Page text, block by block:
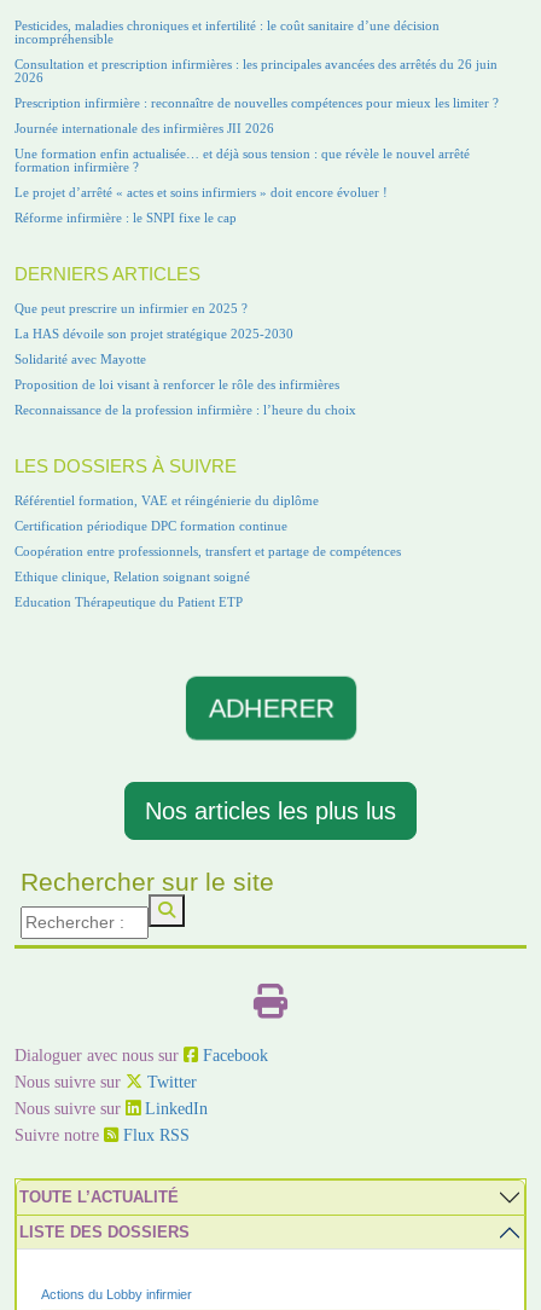
Pesticides, maladies chroniques et infertilité : le coût sanitaire d’une décision
incompréhensible
Consultation et prescription infirmières : les principales avancées des arrêtés du 26 juin
2026
Prescription infirmière : reconnaître de nouvelles compétences pour mieux les limiter ?
Journée internationale des infirmières JII 2026
Une formation enfin actualisée… et déjà sous tension : que révèle le nouvel arrêté
formation infirmière ?
Le projet d’arrêté « actes et soins infirmiers » doit encore évoluer !
Réforme infirmière : le SNPI fixe le cap
DERNIERS ARTICLES
Que peut prescrire un infirmier en 2025 ?
La HAS dévoile son projet stratégique 2025-2030
Solidarité avec Mayotte
Proposition de loi visant à renforcer le rôle des infirmières
Reconnaissance de la profession infirmière : l’heure du choix
LES DOSSIERS À SUIVRE
Référentiel formation, VAE et réingénierie du diplôme
Certification périodique DPC formation continue
Coopération entre professionnels, transfert et partage de compétences
Ethique clinique, Relation soignant soigné
Education Thérapeutique du Patient ETP
ADHERER
Nos articles les plus lus
Rechercher sur le site
Dialoguer avec nous sur
Facebook
Nous suivre sur
Twitter
Nous suivre sur
LinkedIn
Suivre notre
Flux RSS
TOUTE L’ACTUALITÉ
LISTE DES DOSSIERS
Actions du Lobby infirmier